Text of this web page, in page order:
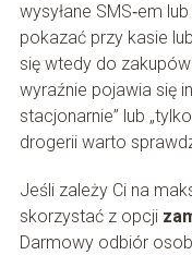
wysyłane SMS‑em
pokazać przy kasie
się wtedy do
wyraźnie pojawia się
stacjonarnie” lub
drogerii warto
Jeśli zależy Ci na
skorzystać z opcji
Darmowy odbiór